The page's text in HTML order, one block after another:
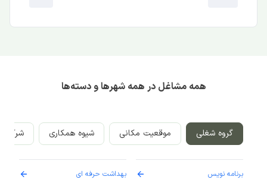
همه مشاغل در همه شهرها و دسته‌ها
گروه شغلی موقعیت مکانی شیوه همکاری
برنامه نویس بهداشت حرفه ای